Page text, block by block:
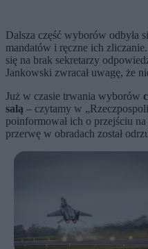
Dalsza część wyborów odbyła
mandatów i ręczne ich
się na brak sekretarzy
Jankowski zwracał uwagę, że
Już w czasie trwania wyborów
salą – czytamy w
poinformował ich o przejściu
przerwę w obradach został